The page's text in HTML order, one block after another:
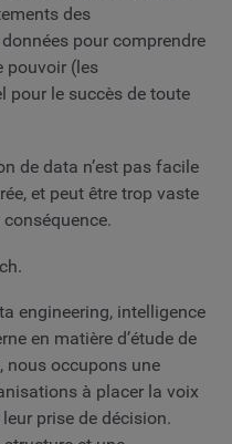
des
pour comprendre
pouvoir (les
pour le succès de toute
de data n’est pas facile
et peut être trop vaste
engineering, intelligence
en matière d’étude de
nous occupons une
à placer la voix
prise de décision.